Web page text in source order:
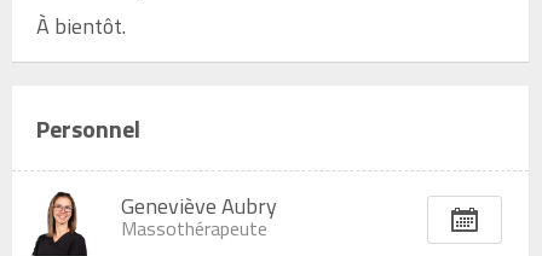
À bientôt.
Personnel
Geneviève Aubry
Massothérapeute